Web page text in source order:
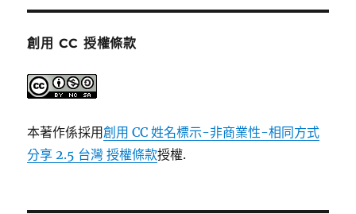
創用 CC 授權條款
本著作係採用創用 CC 姓名標示-非商業性-相同方式
分享 2.5 台灣 授權條款授權.